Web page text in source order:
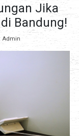
Jika
Bandung!
Admin